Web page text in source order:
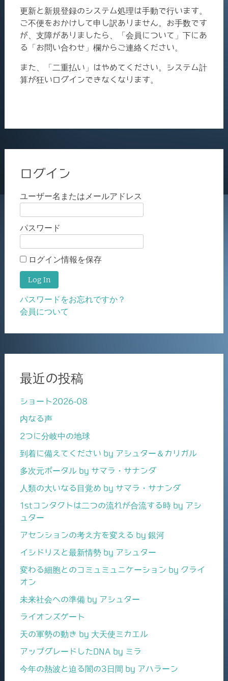
更新と新規登録のシステム処理は手動で行います。
ご不便をおかけして申し訳ありません。お手数です
が、支障がありましたら、「会員について」下にあ
る「お問い合わせ」欄からご連絡ください。
また、「二重払い」はやめてください。システム計
算が狂いログインできなくなります。
ログイン
ユーザー名またはメールアドレス
パスワード
ログイン情報を保存
パスワードをお忘れですか？
会員について
最近の投稿
ショート2026-08
内なる声
2つに分岐中の地球
到着に備えてください by アシュター＆カリガル
多次元ポータル by サマラ・サナンダ
人類の大いなる目覚め by サマラ・サナンダ
1stコンタクトは二つの流れが合流する時 by アシ
ュター
アセンションの考え方を変える by 銀河
イシドリスと最新情勢 by アシュター
変わる細胞とのコミュミュニケーション by クライ
オン
未来社会への準備 by アシュター
ライオンズゲート
天の軍勢の動き by 大天使ミカエル
アップグレードしたDNA by ミラ
今年の熱波と迫る闇の3日間 by アハラーン